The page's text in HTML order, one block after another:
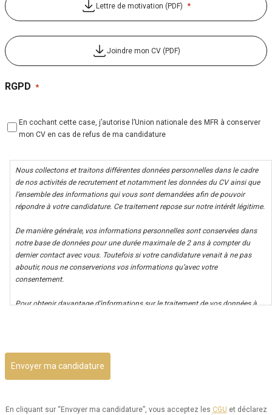
Lettre de motivation (PDF) *
Joindre mon CV (PDF)
RGPD *
En cochant cette case, j’autorise l’Union nationale des MFR à conserver
mon CV en cas de refus de ma candidature
Nous collectons et traitons différentes données personnelles dans le cadre
de nos activités de recrutement et notamment les données du CV ainsi que
l’ensemble des informations qui vous sont demandées afin de pouvoir
répondre à votre candidature. Ce traitement repose sur notre intérêt légitime.
De manière générale, vos informations personnelles sont conservées dans
notre base de données pour une durée maximale de 2 ans à compter du
dernier contact avec vous. Toutefois si votre candidature venait à ne pas
aboutir, nous ne conserverions vos informations qu’avec votre
consentement.
Pour obtenir davantage d’informations sur le traitement de vos données à
Il vous est possible d’avoir un accès à vos données, ainsi que de les rectifier,
ou d’exercer votre droit à la limitation de leur utilisation. Par ailleurs, vous
disposez d’un droit d’opposition à cette utilisation et d’effacement de ces
En cliquant sur “Envoyer ma candidature”, vous acceptez les CGU et déclarez